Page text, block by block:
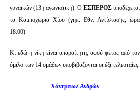
γυναικών (13η αγωνιστική). Ο ΕΣΠΕΡΟΣ υποδέχεται
τα Καμποχώρια Χίου (γηπ. Εθν. Αντίστασης, ώρα
18:00).
Κι εδώ η νίκη είναι απαραίτητη, αφού φέτος από τον
όμιλο των 14 ομάδων υποβιβάζονται οι έξι τελευταίες.
Χάντμπωλ Ανδρών